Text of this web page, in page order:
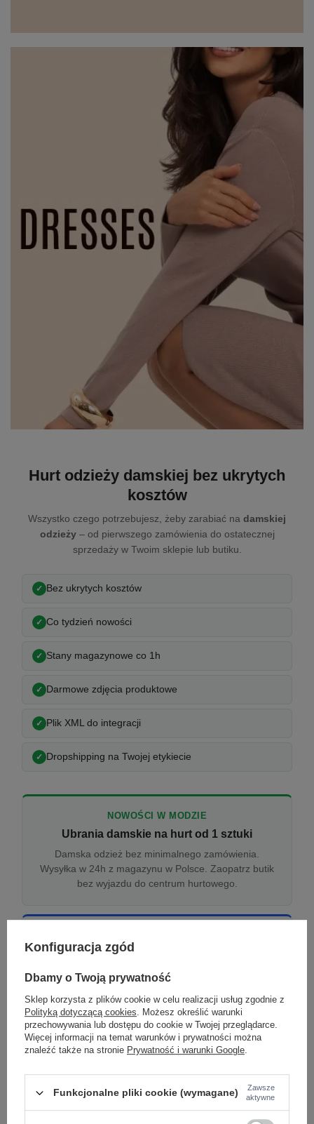
Hurt odzieży damskiej bez ukrytych
kosztów
Wszystko czego potrzebujesz, żeby zarabiać na damskiej
odzieży– od pierwszego zamówienia do ostatecznej
sprzedaży w Twoim sklepie lub butiku.
Bez ukrytych kosztów
Co tydzień nowości
Stany magazynowe co 1h
Darmowe zdjęcia produktowe
Plik XML do integracji
Dropshipping na Twojej etykiecie
NOWOŚCI W MODZIE
Ubrania damskie na hurt od 1 sztuki
Damska odzież bez minimalnego zamówienia.
Wysyłka w 24h z magazynu w Polsce. Zaopatrz butik
bez wyjazdu do centrum hurtowego.
Odzież damska hurtowo online
Internetowa hurtownia damska z plikiem XML/CSV.
Aktualizacja stanów co godzinę.
DROPSHIPPING
Damskie ubrania w dropshippingu
Hurt odzieży damskiej z wysyłką na etykiecie Twojego
sklepu w całej UE. Zero magazynu, zero
Konfiguracja zgód
Dbamy o Twoją prywatność
Sklep korzysta z plików cookie w celu realizacji usług zgodnie z
Polityką dotyczącą cookies. Możesz określić warunki
przechowywania lub dostępu do cookie w Twojej przeglądarce.
Więcej informacji na temat warunków i prywatności można
znaleźć także na stronie Prywatność i warunki Google.
Funkcjonalne pliki cookie (wymagane)
Zawsze
aktywne